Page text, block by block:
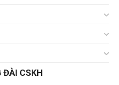
ĐÀI CSKH